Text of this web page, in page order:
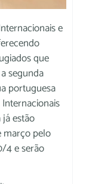
e
que
segunda
portuguesa
estão
março pelo
4 e serão